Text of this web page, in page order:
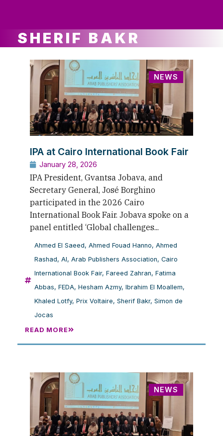
SHERIF BAKR
NEWS
IPA at Cairo International Book Fair
January 28, 2026
IPA President, Gvantsa Jobava, and
Secretary General, José Borghino
participated in the 2026 Cairo
International Book Fair. Jobava spoke on a
panel entitled ‘Global challenges...
Ahmed El Saeed, Ahmed Fouad Hanno, Ahmed
Rashad, AI, Arab Publishers Association, Cairo
International Book Fair, Fareed Zahran, Fatima
Abbas, FEDA, Hesham Azmy, Ibrahim El Moallem,
Khaled Lotfy, Prix Voltaire, Sherif Bakr, Simon de
Jocas
READ MORE
NEWS